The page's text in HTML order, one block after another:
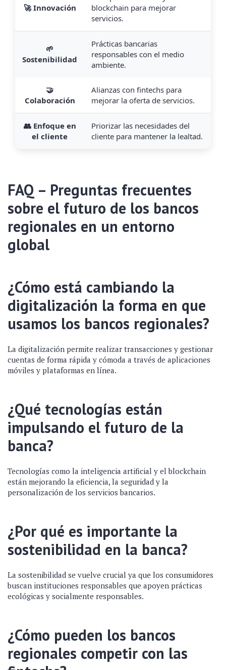
🚀 Innovación
blockchain para mejorar
servicios.
🌱
Sostenibilidad
Prácticas bancarias
responsables con el medio
ambiente.
🤝
Colaboración
Alianzas con fintechs para
mejorar la oferta de servicios.
👥 Enfoque en
el cliente
Priorizar las necesidades del
cliente para mantener la lealtad.
FAQ – Preguntas frecuentes
sobre el futuro de los bancos
regionales en un entorno
global
¿Cómo está cambiando la
digitalización la forma en que
usamos los bancos regionales?
La digitalización permite realizar transacciones y gestionar
cuentas de forma rápida y cómoda a través de aplicaciones
móviles y plataformas en línea.
¿Qué tecnologías están
impulsando el futuro de la
banca?
Tecnologías como la inteligencia artificial y el blockchain
están mejorando la eficiencia, la seguridad y la
personalización de los servicios bancarios.
¿Por qué es importante la
sostenibilidad en la banca?
La sostenibilidad se vuelve crucial ya que los consumidores
buscan instituciones responsables que apoyen prácticas
ecológicas y socialmente responsables.
¿Cómo pueden los bancos
regionales competir con las